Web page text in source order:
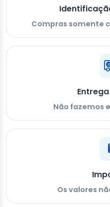
Compras somente
Não fazemos
Os valores